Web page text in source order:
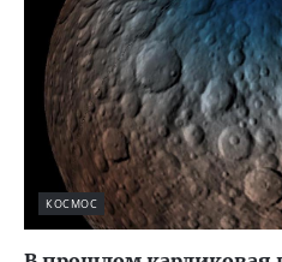
КОСМОС